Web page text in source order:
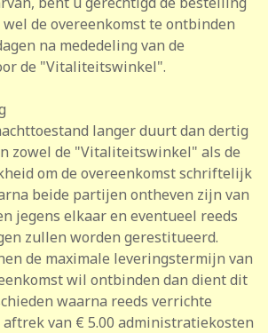
de overeenkomst te ontbinden
na mededeling van de
de "Vitaliteitswinkel".
langer duurt dan dertig
zowel de "Vitaliteitswinkel" als de
om de overeenkomst schriftelijk
beide partijen ontheven zijn van
jegens elkaar en eventueel reeds
zullen worden gerestitueerd.
de maximale leveringstermijn van
wil ontbinden dan dient dit
waarna reeds verrichte
van € 5.00 administratiekosten